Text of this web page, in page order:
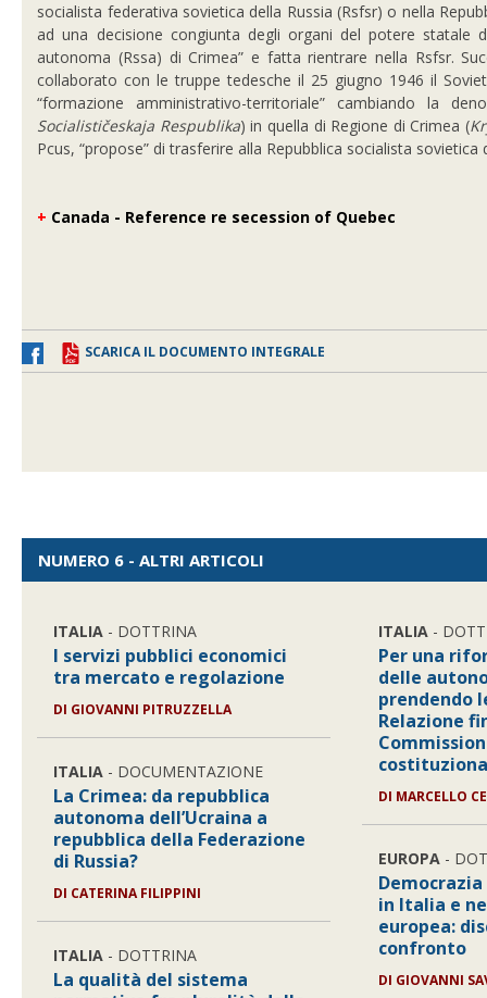
socialista federativa sovietica della Russia (Rsfsr) o nella
ad una decisione congiunta degli organi del potere statale
autonoma (Rssa) di Crimea” e fatta rientrare nella Rsfsr.
collaborato con le truppe tedesche il 25 giugno 1946 il
“formazione amministrativo-territoriale” cambiando la
Socialističeskaja Respublika) in quella di Regione di Crimea (
Pcus, “propose” di trasferire alla Repubblica socialista sovietica
+ Canada - Reference re secession of Quebec
SCARICA IL DOCUMENTO INTEGRALE
NUMERO 6 - ALTRI ARTICOLI
ITALIA - DOTTRINA
I servizi pubblici economici
tra mercato e regolazione
DI GIOVANNI PITRUZZELLA
ITALIA - DOCUMENTAZIONE
La Crimea: da repubblica
autonoma dell’Ucraina a
repubblica della Federazione
di Russia?
DI CATERINA FILIPPINI
ITALIA - DOTTRINA
La qualità del sistema
ITALIA -
Per una
delle
prendendo
Relazione
DI MARCELLO
EUROPA -
in Italia e
europea:
confronto
DI GIOVANNI